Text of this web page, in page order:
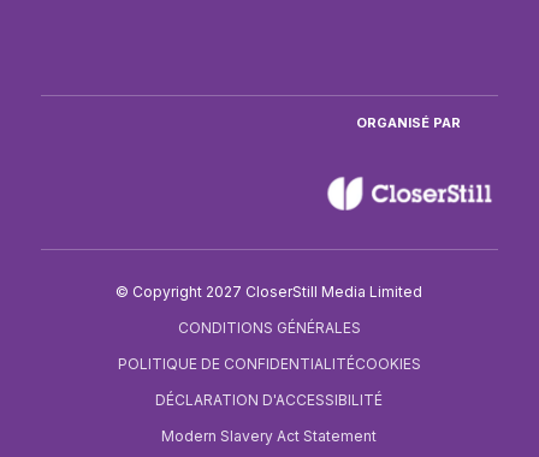
ORGANISÉ PAR
© Copyright 2027 CloserStill Media Limited
CONDITIONS GÉNÉRALES
POLITIQUE DE CONFIDENTIALITÉCOOKIES
DÉCLARATION D'ACCESSIBILITÉ
Modern Slavery Act Statement